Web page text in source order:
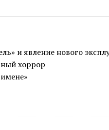
и явление нового
хоррор